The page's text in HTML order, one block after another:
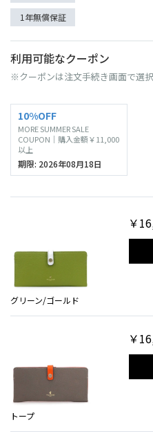
1年無償保証
利用可能なクーポン
※クーポンは注文手続き画面で選択
10%OFF
MORE SUMMER SALE
COUPON｜購入金額￥11,000
以上
期限: 2026年08月18日
グリーン/ゴールド
￥
トープ
￥